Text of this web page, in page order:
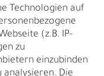
Technologien auf
(z.B. IP-
zu
einzubinden
Die